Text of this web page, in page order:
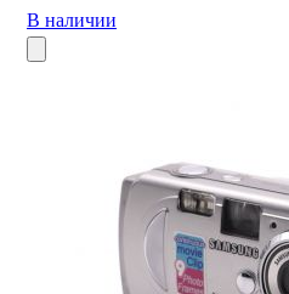
В наличии